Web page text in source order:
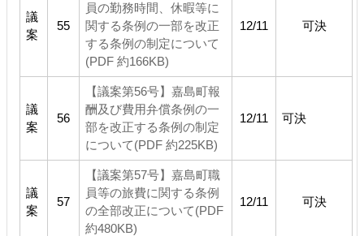
議
案
55
員の勤務時間、休暇等に
関する条例の一部を改正
する条例の制定について
(PDF 約166KB)
12/11 可決
議
案
56
【議案第56号】嘉島町報
酬及び費用弁償条例の一
部を改正する条例の制定
について(PDF 約225KB)
12/11 可決
議
案
57
【議案第57号】嘉島町職
員等の旅費に関する条例
の全部改正について(PDF
約480KB)
12/11 可決